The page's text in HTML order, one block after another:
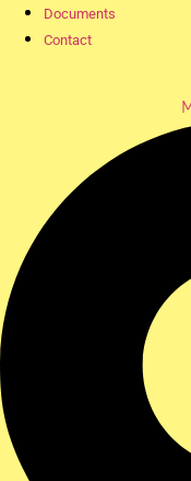
Documents
Contact